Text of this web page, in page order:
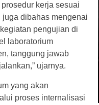
kerja sesuai
dibahas mengenai
pengujian di
laboratorium
tanggung jawab
ujarnya.
yang akan
proses internalisasi